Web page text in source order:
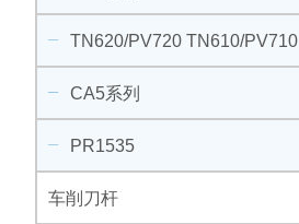
TN620/PV720 TN610/PV710
CA5系列
PR1535
车削刀杆